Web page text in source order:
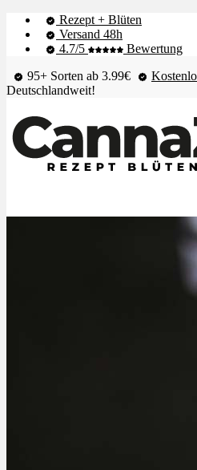
Rezept + Blüten
Versand 48h
4.7/5
Bewertung
95+ Sorten ab 3.99€
Deutschlandweit!